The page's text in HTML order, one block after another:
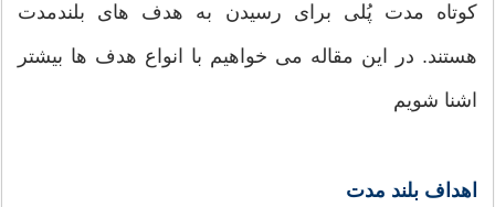
کوتاه مدت پُلی برای رسیدن به هدف های بلندمدت
هستند. در این مقاله می خواهیم با انواع هدف ها بیشتر
اشنا شویم
اهداف بلند مدت